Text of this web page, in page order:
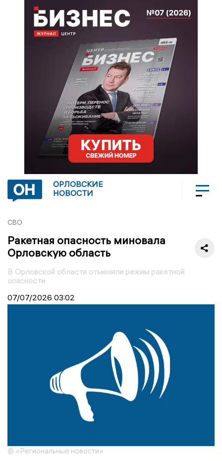
ОРЛОВСКИЕ
НОВОСТИ
СВО
Ракетная опасность миновала
Орловскую область
В Орловской области отменили режим ракетной
опасности
07/07/2026 03:02
© «Региональные новости»